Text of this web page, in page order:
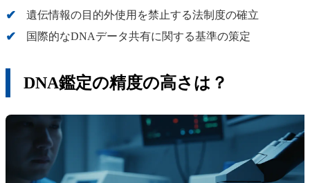
遺伝情報の目的外使用を禁止する法制度の確立
国際的なDNAデータ共有に関する基準の策定
DNA鑑定の精度の高さは？